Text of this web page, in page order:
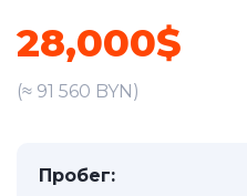
28,000$
(≈ 91 560 BYN)
Пробег: